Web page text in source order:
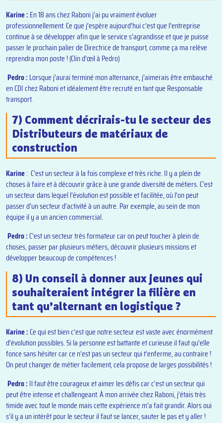
Karine : En 18 ans chez Raboni j’ai pu vraiment évoluer
professionnellement. Ce que j’espère aujourd’hui c’est que l’entreprise
continue à se développer afin que le service s’agrandisse et que je puisse
passer le prochain palier de Directrice de transport, comme ça ma relève
reprendra mon poste ! (Clin d’œil à Pedro)
Pedro : Lorsque j’aurai terminé mon alternance, j’aimerais être embauché
en CDI chez Raboni et idéalement être recruté en tant que Responsable
transport.
7) Comment décrirais-tu le secteur des
Distributeurs de matériaux de
construction
Karine: C’est un secteur à la fois complexe et très riche. Il y a plein de
choses à faire et à découvrir grâce à une grande diversité de métiers. C’est
un secteur dans lequel l’évolution est possible et facilitée, où l’on peut
passer d’un secteur d’activité à un autre. Par exemple, au sein de mon
équipe il y a un ancien commercial.
Pedro :C’est un secteur très formateur car on peut toucher à plein de
choses, passer par plusieurs métiers, découvrir plusieurs missions et
développer beaucoup de compétences !
8) Un conseil à donner aux jeunes qui
souhaiteraient intégrer la filière en
tant qu’alternant en logistique ?
Karine :Ce qui est bien c’est que notre secteur est vaste avec énormément
d’évolution possibles. Si la personne est battante et curieuse il faut qu’elle
fonce sans hésiter car ce n’est pas un secteur qui t’enferme, au contraire !
On peut changer de métier facilement, cela propose de larges possibilités !
Pedro : Il faut être courageux et aimer les défis car c’est un secteur qui
peut être intense et challengeant. À mon arrivée chez Raboni, j’étais très
timide avec tout le monde mais cette expérience m’a fait grandir. Alors oui
s’il y a un intérêt pour le secteur il faut se lancer, sauter le pas et y aller !